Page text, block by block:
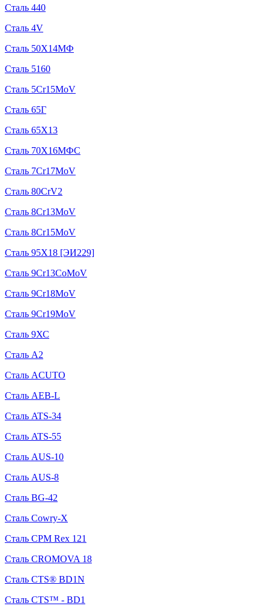
Сталь 440
Сталь 4V
Сталь 50Х14МФ
Сталь 5160
Сталь 5Cr15MoV
Сталь 65Г
Сталь 65Х13
Сталь 70Х16МФС
Сталь 7Cr17MoV
Сталь 80CrV2
Сталь 8Cr13MoV
Сталь 8Cr15MoV
Сталь 95Х18 [ЭИ229]
Сталь 9Cr13CoMoV
Сталь 9Cr18MoV
Сталь 9Cr19MoV
Сталь 9ХС
Сталь A2
Сталь ACUTO
Сталь AEB-L
Сталь ATS-34
Сталь ATS-55
Сталь AUS-10
Сталь AUS-8
Сталь BG-42
Сталь Cowry-X
Сталь CPM Rex 121
Сталь CROMOVA 18
Сталь CTS® BD1N
Сталь CTS™ - BD1